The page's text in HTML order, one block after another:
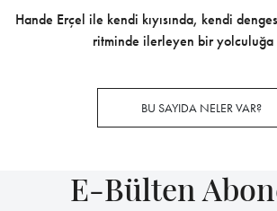
Hande Erçel ile kendi kıyısında, kendi
ritminde ilerleyen bir yolculuğa
BU SAYIDA NELER VAR?
E-Bülten